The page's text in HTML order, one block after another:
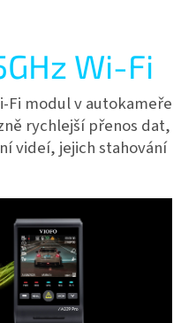
Wi-Fi
Fi modul v autokameře
rychlejší přenos dat,
videí, jejich stahování